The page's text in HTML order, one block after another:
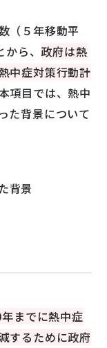
（５年移動平
から、政府は熱
中症対策行動計
項目では、熱中
た背景について
背景
までに熱中症
するために政府